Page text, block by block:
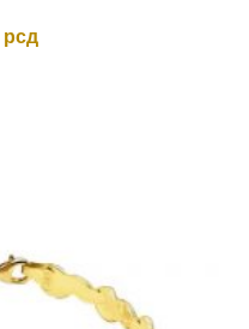
рсд